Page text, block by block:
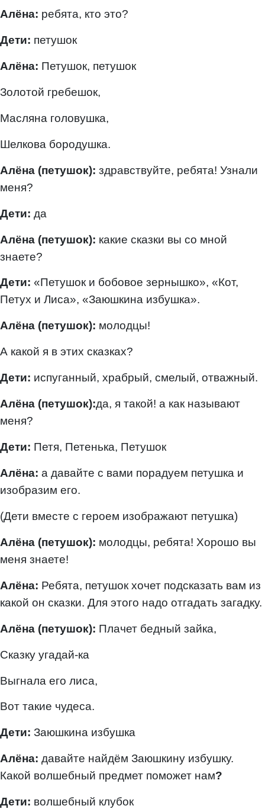
Алёна: ребята, кто это?
Дети: петушок
Алёна: Петушок, петушок
Золотой гребешок,
Масляна головушка,
Шелкова бородушка.
Алёна (петушок): здравствуйте, ребята! Узнали
меня?
Дети: да
Алёна (петушок): какие сказки вы со мной
знаете?
Дети: «Петушок и бобовое зернышко», «Кот,
Петух и Лиса», «Заюшкина избушка».
Алёна (петушок): молодцы!
А какой я в этих сказках?
Дети: испуганный, храбрый, смелый, отважный.
Алёна (петушок):да, я такой! а как называют
меня?
Дети: Петя, Петенька, Петушок
Алёна: а давайте с вами порадуем петушка и
изобразим его.
(Дети вместе с героем изображают петушка)
Алёна (петушок): молодцы, ребята! Хорошо вы
меня знаете!
Алёна: Ребята, петушок хочет подсказать вам из
какой он сказки. Для этого надо отгадать загадку.
Алёна (петушок): Плачет бедный зайка,
Сказку угадай-ка
Выгнала его лиса,
Вот такие чудеса.
Дети: Заюшкина избушка
Алёна: давайте найдём Заюшкину избушку.
Какой волшебный предмет поможет нам?
Дети: волшебный клубок